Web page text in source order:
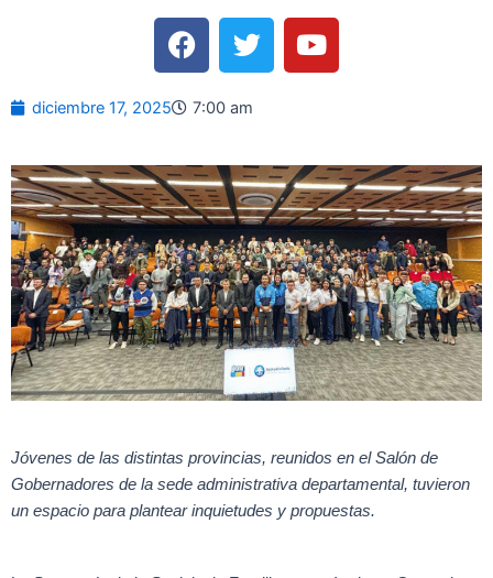
F
a
c
e
o
k
T
w
i
t
r
Y
o
u
e
diciembre 17, 2025 7:00 am
Jóvenes de las distintas provincias, reunidos en el Salón de
Gobernadores de la sede administrativa departamental, tuvieron
un espacio para plantear inquietudes y propuestas.